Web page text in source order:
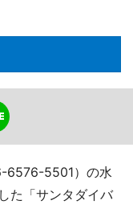
6576-5501）の水
た「サンタダイバ